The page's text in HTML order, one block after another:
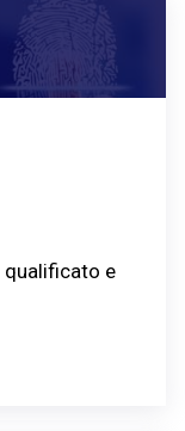
qualificato e